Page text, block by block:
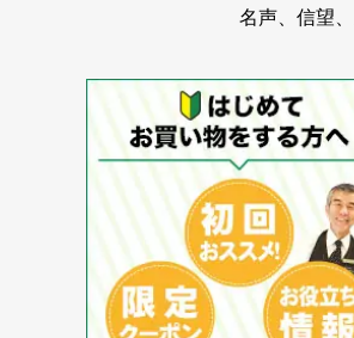
名声、信望